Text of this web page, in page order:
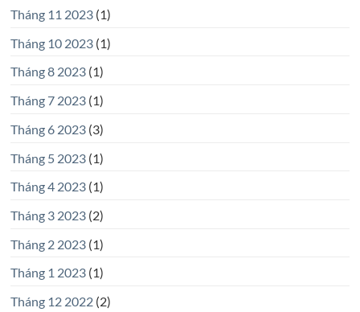
Tháng 11 2023(1)
Tháng 10 2023(1)
Tháng 8 2023(1)
Tháng 7 2023(1)
Tháng 6 2023(3)
Tháng 5 2023(1)
Tháng 4 2023(1)
Tháng 3 2023(2)
Tháng 2 2023(1)
Tháng 1 2023(1)
Tháng 12 2022(2)